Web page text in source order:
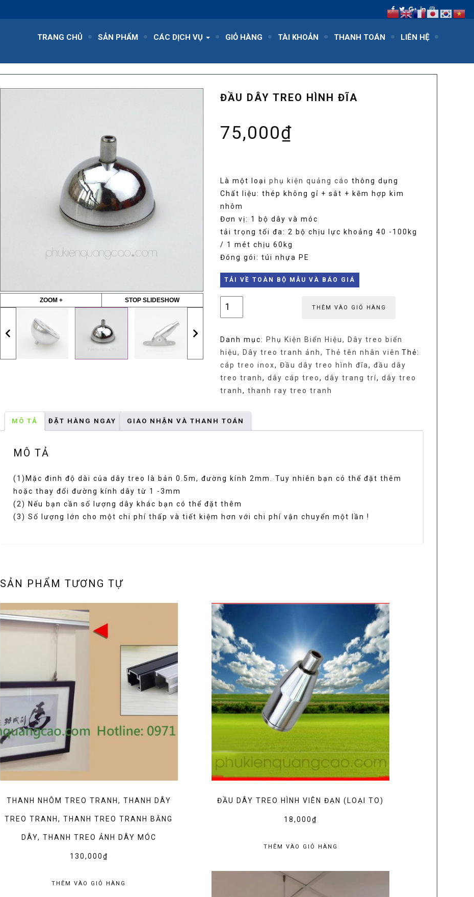
TRANG CHỦ SẢN PHẨM CÁC DỊCH VỤ GIỎ HÀNG TÀI KHOẢN THANH TOÁN LIÊN HỆ
ZOOM + STOP SLIDESHOW
ĐẦU DÂY TREO HÌNH ĐĨA
75,000₫
Là một loại phụ kiện quảng cáo thông dụng
Chất liệu: thép không gỉ + sắt + kẽm hợp kim
nhôm
Đơn vị: 1 bộ dây và móc
tải trọng tối đa: 2 bộ chịu lực khoảng 40 -100kg
/ 1 mét chịu 60kg
Đóng gói: túi nhựa PE
TẢI VỀ TOÀN BỘ MẪU VÀ BÁO GIÁ
Đầu
hình
đĩa
số
lượng
THÊM VÀO GIỎ HÀNG
Danh mục: Phụ Kiện Biển Hiệu, Dây treo biển
hiệu, Dây treo tranh ảnh, Thẻ tên nhân viên Thẻ:
cáp treo inox, Đầu dây treo hình đĩa, đầu dây
treo tranh, dây cáp treo, dây trang trí, dây treo
tranh, thanh ray treo tranh
MÔ TẢ ĐẶT HÀNG NGAY GIAO NHẬN VÀ THANH TOÁN
MÔ TẢ
(1)Mặc đinh độ dài của dây treo là bản 0.5m, đường kính 2mm. Tuy nhiên bạn có thể đặt thêm
hoặc thay đổi đường kính dây từ 1 -3mm
(2) Nếu bạn cần số lượng dây khác bạn có thể đặt thêm
(3) Số lượng lớn cho một chi phí thấp và tiết kiệm hơn với chi phí vận chuyển một lần !
SẢN PHẨM TƯƠNG TỰ
THANH NHÔM TREO TRANH, THANH DÂY
TREO TRANH, THANH TREO TRANH BẰNG
DÂY, THANH TREO ẢNH DÂY MÓC
130,000₫
THÊM VÀO GIỎ HÀNG
ĐẦU DÂY TREO HÌNH VIÊN ĐẠN (LOẠI TO)
18,000₫
THÊM VÀO GIỎ HÀNG